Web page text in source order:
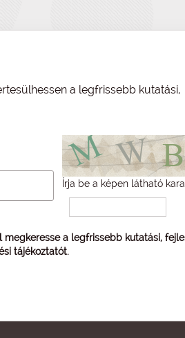
a legfrissebb kutatási,
Írja be a képen látható
a legfrissebb kutatási,
tájékoztatót.